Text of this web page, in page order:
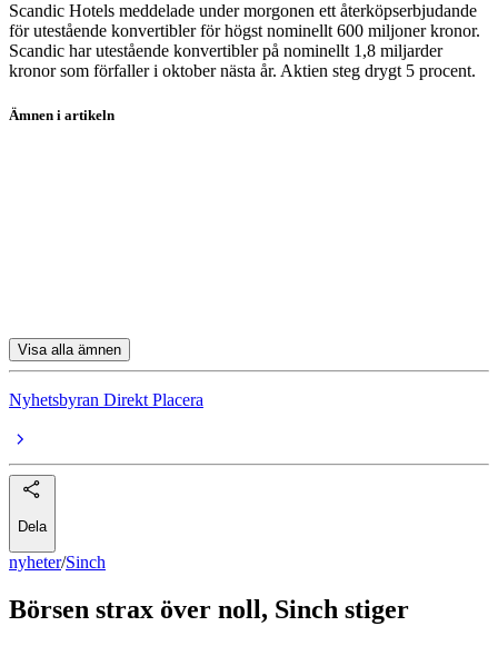
Scandic Hotels meddelade under morgonen ett återköpserbjudande
för utestående konvertibler för högst nominellt 600 miljoner kronor.
Scandic har utestående konvertibler på nominellt 1,8 miljarder
kronor som förfaller i oktober nästa år. Aktien steg drygt 5 procent.
Ämnen i artikeln
Visa alla ämnen
Nyhetsbyran Direkt Placera
Dela
nyheter/Sinch
Börsen strax över noll, Sinch stiger